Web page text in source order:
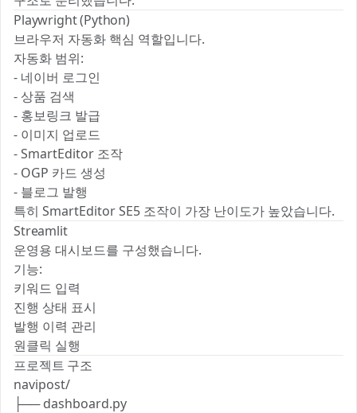
Playwright (Python)
브라우저 자동화 핵심 역할입니다.
자동화 범위:
- 네이버 로그인
- 상품 검색
- 홍보링크 발급
- 이미지 업로드
- SmartEditor 조작
- OGP 카드 생성
- 블로그 발행
특히 SmartEditor SE5 조작이 가장 난이도가 높았습니다.
Streamlit
운영용 대시보드를 구성했습니다.
기능:
키워드 입력
진행 상태 표시
발행 이력 관리
원클릭 실행
프로젝트 구조
navipost/
├── dashboard.py